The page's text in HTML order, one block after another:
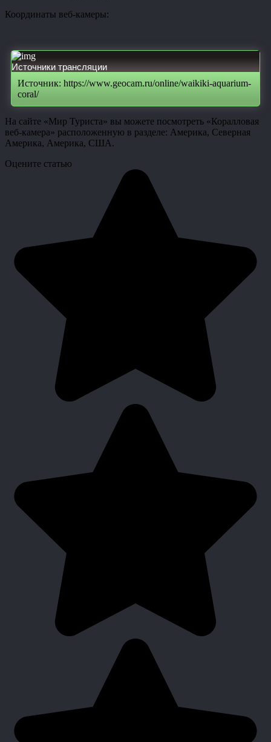
Координаты веб-камеры:
Источники трансляции
Источник: https://www.geocam.ru/online/waikiki-aquarium-
coral/
На сайте «Мир Туриста» вы можете посмотреть «Коралловая
веб-камера» расположенную в разделе: Америка, Северная
Америка, Америка, США.
Оцените статью